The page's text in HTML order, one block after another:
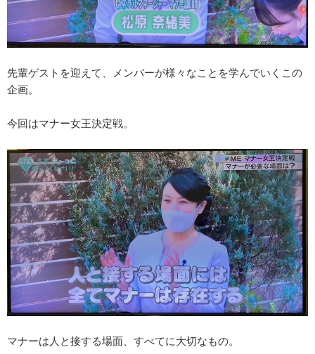
先輩ゲストを迎えて、メンバーが様々なことを学んでいくこの
企画。
今回はマナー女王決定戦。
マナーは人と接する場面、すべてに大切なもの。